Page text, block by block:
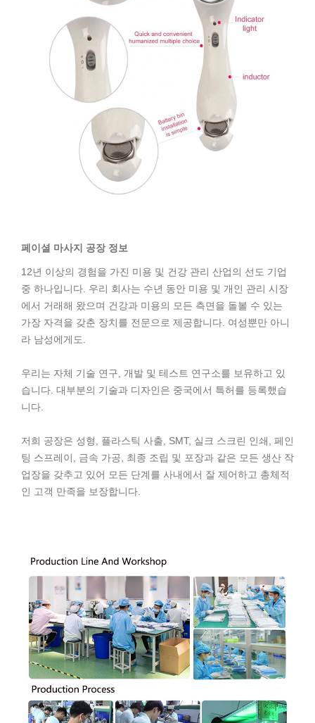
페이셜 마사지 공장 정보
12년 이상의 경험을 가진 미용 및 건강 관리 산업의 선도 기업
중 하나입니다. 우리 회사는 수년 동안 미용 및 개인 관리 시장
에서 거래해 왔으며 건강과 미용의 모든 측면을 돌볼 수 있는
가장 자격을 갖춘 장치를 전문으로 제공합니다. 여성뿐만 아니
라 남성에게도.
우리는 자체 기술 연구, 개발 및 테스트 연구소를 보유하고 있
습니다. 대부분의 기술과 디자인은 중국에서 특허를 등록했습
니다.
저희 공장은 성형, 플라스틱 사출, SMT, 실크 스크린 인쇄, 페인
팅 스프레이, 금속 가공, 최종 조립 및 포장과 같은 모든 생산 작
업장을 갖추고 있어 모든 단계를 사내에서 잘 제어하고 총체적
인 고객 만족을 보장합니다.